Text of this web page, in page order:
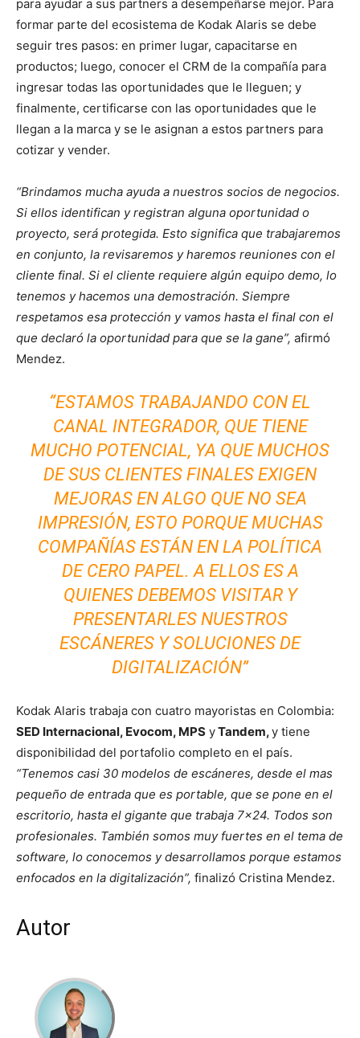
para ayudar a sus partners a desempeñarse mejor. Para
formar parte del ecosistema de Kodak Alaris se debe
seguir tres pasos: en primer lugar, capacitarse en
productos; luego, conocer el CRM de la compañía para
ingresar todas las oportunidades que le lleguen; y
finalmente, certificarse con las oportunidades que le
llegan a la marca y se le asignan a estos partners para
cotizar y vender.
“Brindamos mucha ayuda a nuestros socios de negocios.
Si ellos identifican y registran alguna oportunidad o
proyecto, será protegida. Esto significa que trabajaremos
en conjunto, la revisaremos y haremos reuniones con el
cliente final. Si el cliente requiere algún equipo demo, lo
tenemos y hacemos una demostración. Siempre
respetamos esa protección y vamos hasta el final con el
que declaró la oportunidad para que se la gane”, afirmó
Mendez.
“ESTAMOS TRABAJANDO CON EL
CANAL INTEGRADOR, QUE TIENE
MUCHO POTENCIAL, YA QUE MUCHOS
DE SUS CLIENTES FINALES EXIGEN
MEJORAS EN ALGO QUE NO SEA
IMPRESIÓN, ESTO PORQUE MUCHAS
COMPAÑÍAS ESTÁN EN LA POLÍTICA
DE CERO PAPEL. A ELLOS ES A
QUIENES DEBEMOS VISITAR Y
PRESENTARLES NUESTROS
ESCÁNERES Y SOLUCIONES DE
DIGITALIZACIÓN”
Kodak Alaris trabaja con cuatro mayoristas en Colombia:
SED Internacional, Evocom, MPS yTandem,y tiene
disponibilidad del portafolio completo en el país.
“Tenemos casi 30 modelos de escáneres, desde el mas
pequeño de entrada que es portable, que se pone en el
escritorio, hasta el gigante que trabaja 7×24. Todos son
profesionales. También somos muy fuertes en el tema de
software, lo conocemos y desarrollamos porque estamos
enfocados en la digitalización”, finalizó Cristina Mendez.
Autor